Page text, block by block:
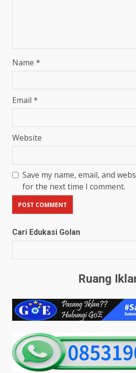
Name *
Email *
Website
Save my name, email, and
for the next time I comment.
Cari Edukasi Golan
Ruang